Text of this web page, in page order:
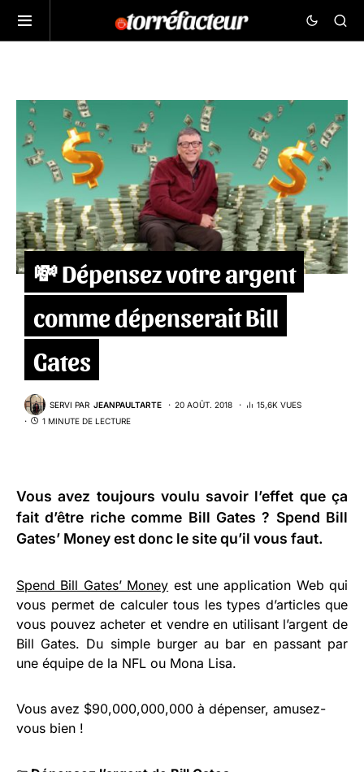
💸 Dépensez votre argent
comme dépenserait Bill
Gates
SERVI PAR JEANPAULTARTE 20 AOÛT. 2018
15,6K VUES
1 MINUTE DE LECTURE
Vous avez toujours voulu savoir l’effet que ça
fait d’être riche comme Bill Gates ? Spend Bill
Gates’ Moneyest donc le site qu’il vous faut.
Spend Bill Gates’ Money est une application Web qui
vous permet de calculer tous les types d’articles que
vous pouvez acheter et vendre en utilisant l’argent de
Bill Gates. Du simple burger au bar en passant par
une équipe de la NFL ou Mona Lisa.
Vous avez $90,000,000,000 à dépenser, amusez-
vous bien !